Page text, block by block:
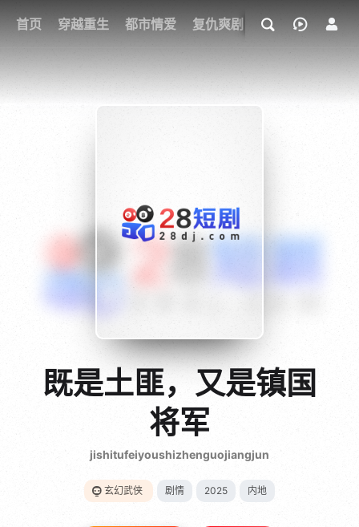
首页 穿越重生 都市情爱 复仇爽剧 玄幻武侠 奇幻
我的观影记录
{if condition="$obj.vod_points
gt 0"}
28短剧
既是土匪，又是镇国
将军
jishitufeiyoushizhenguojiangjun
玄幻武侠 剧情 2025 内地